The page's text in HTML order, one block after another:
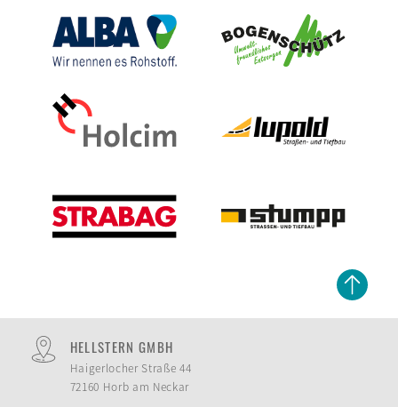
HELLSTERN GMBH
Haigerlocher Straße 44
72160 Horb am Neckar